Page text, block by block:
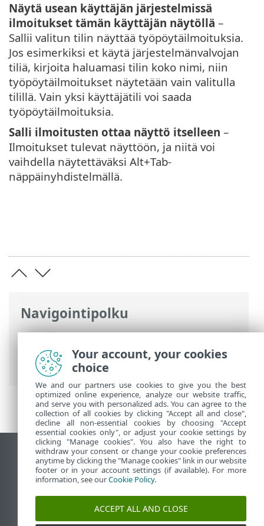
Navigointipolku
ESET-online-ohje>ESET Endpoint
Security >Lisäasetukset>Ilmoitukset>
Työpöytäilmoitukset
Näytä usean käyttäjän järjestelmissä
ilmoitukset tämän käyttäjän näytöllä –
Sallii valitun tilin näyttää työpöytäilmoituksia.
Jos esimerkiksi et käytä järjestelmänvalvojan
tiliä, kirjoita haluamasi tilin koko nimi, niin
työpöytäilmoitukset näytetään vain valitulla
tilillä. Vain yksi käyttäjätili voi saada
työpöytäilmoituksia.
Salli ilmoitusten ottaa näyttö itselleen –
Ilmoitukset tulevat näyttöön, ja niitä voi
vaihdella näytettäväksi Alt+Tab-
näppäinyhdistelmällä.
Näytä tietokonesivusto
End of Life
ESET-tietämyskanta
ESET-foorumi
ESET Status Portal
Your account, your cookies
choice
We and our partners use cookies to give you the best
optimized online experience, analyze our website traffic,
and serve you with personalized ads. You can agree to the
collection of all cookies by clicking "Accept all and close",
decline all non-essential cookies by choosing "Accept
essential cookies only", or adjust your cookie settings by
clicking "Manage cookies". You also have the right to
withdraw your consent or change your cookie preferences
anytime by clicking the "Manage cookies" link in our website
footer or in your account settings (if available). For more
information, see ourCookie Policy.
ACCEPT ALL AND CLOSE